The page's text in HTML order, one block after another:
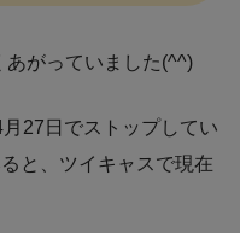
あがっていました(^^)
27日でストップしてい
と、ツイキャスで現在